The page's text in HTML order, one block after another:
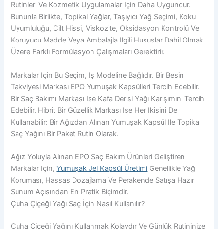
Rutinleri Ve Kozmetik Uygulamalar Için Daha Uygundur.
Bununla Birlikte, Topikal Yağlar, Taşıyıcı Yağ Seçimi, Koku
Uyumluluğu, Cilt Hissi, Viskozite, Oksidasyon Kontrolü Ve
Koruyucu Madde Veya Ambalajla Ilgili Hususlar Dahil Olmak
Üzere Farklı Formülasyon Çalışmaları Gerektirir.
Markalar Için Bu Seçim, Iş Modeline Bağlıdır. Bir Besin
Takviyesi Markası EPO Yumuşak Kapsülleri Tercih Edebilir.
Bir Saç Bakımı Markası Ise Kafa Derisi Yağı Karışımını Tercih
Edebilir. Hibrit Bir Güzellik Markası Ise Her Ikisini De
Kullanabilir: Bir Ağızdan Alınan Yumuşak Kapsül Ile Topikal
Saç Yağını Bir Paket Rutin Olarak.
Ağız Yoluyla Alınan EPO Saç Bakım Ürünleri Geliştiren
Markalar Için,Yumuşak Jel Kapsül Üretimi Genellikle Yağ
Koruması, Hassas Dozajlama Ve Perakende Satışa Hazır
Sunum Açısından En Pratik Biçimdir.
Çuha Çiçeği Yağı Saç İçin Nasıl Kullanılır?
Çuha Çiçeği Yağını Kullanmak Kolaydır Ve Günlük Rutininize